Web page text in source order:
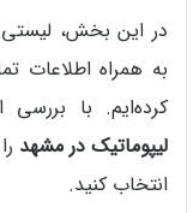
در این بخش، لیستی
به همراه اطلاعات
کرده‌ایم. با
لیپوماتیک در مشهد
انتخاب کنید.